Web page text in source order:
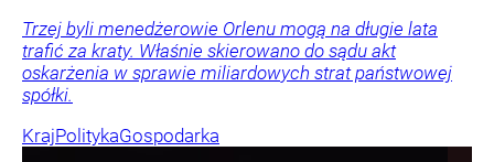
Trzej byli menedżerowie Orlenu mogą na długie lata
trafić za kraty. Właśnie skierowano do sądu akt
oskarżenia w sprawie miliardowych strat państwowej
spółki.
KrajPolitykaGospodarka